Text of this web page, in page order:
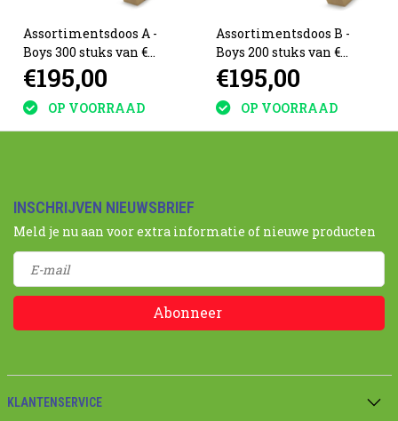
Assortimentsdoos A -
Boys 300 stuks van €
0.63
€195,00
OP VOORRAAD
Assortimentsdoos B -
Boys 200 stuks van €
0.94
€195,00
OP VOORRAAD
INSCHRIJVEN NIEUWSBRIEF
Meld je nu aan voor extra informatie of nieuwe producten
Abonneer
KLANTENSERVICE